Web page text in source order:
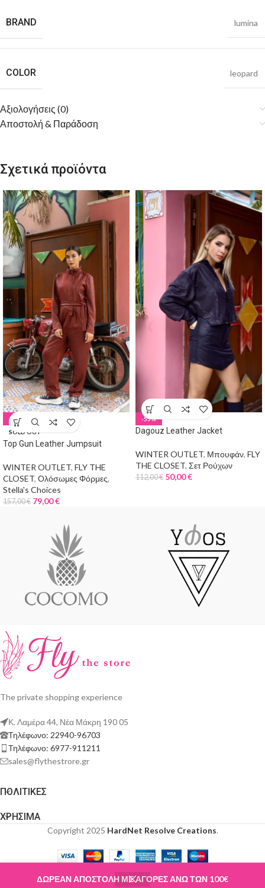
ΔΩΡΕΑΝ ΑΠΟΣΤΟΛΗ ΜΕ ΑΓΟΡΕΣ ΑΝΩ ΤΩΝ 100€
BRAND lumina
COLOR leopard
Αξιολογήσεις (0)
Αποστολή & Παράδοση
Σχετικά προϊόντα
-50%
SOLD OUT
Top Gun Leather Jumpsuit
WINTER OUTLET, FLY THE
CLOSET, Ολόσωμες Φόρμες,
Stella's Choices
157,00€ 79,00€
-55%
Dagouz Leather Jacket
WINTER OUTLET, Μπουφάν, FLY
THE CLOSET, Σετ Ρούχων
112,00€ 50,00€
The private shopping experience
Κ. Λαμέρα 44, Νέα Μάκρη 190 05
Τηλέφωνο: 22940-96703
Τηλέφωνο: 6977-911211
sales@flythestrore.gr
ΠΟΛΙΤΙΚΕΣ
ΧΡΗΣΙΜΑ
Copyright 2025 HardNet Resolve Creations.